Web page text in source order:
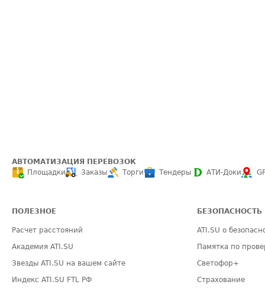
АВТОМАТИЗАЦИЯ ПЕРЕВОЗОК
Площадки
Заказы Торги Тендеры АТИ-Доки
ПОЛЕЗНОЕ
Расчет расстояний
Академия ATI.SU
Звезды ATI.SU на вашем сайте
Индекс ATI.SU FTL РФ
БЕЗОПАСНОСТЬ
ATI.SU о
Памятка по
Светофор+
Страхование